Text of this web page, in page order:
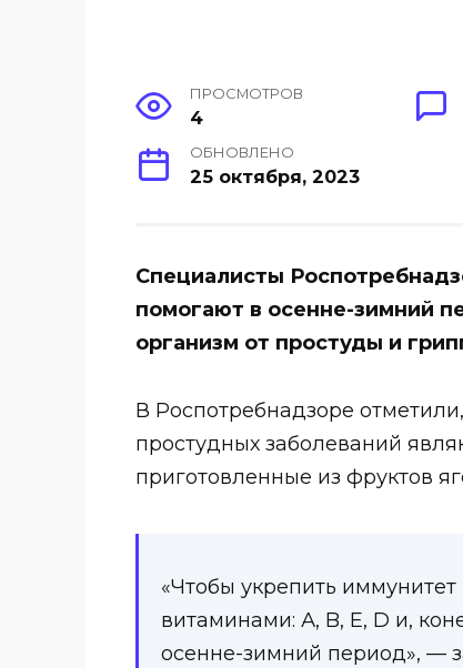
ПРОСМОТРОВ
4
ОБНОВЛЕНО
25 октября, 2023
Специалисты
помогают в осенне-зимний
организм от простуды и
В Роспотребнадзоре
простудных заболеваний
приготовленные из фруктов
«Чтобы укрепить
витаминами: А, B, Е, D и,
осенне-зимний период», —